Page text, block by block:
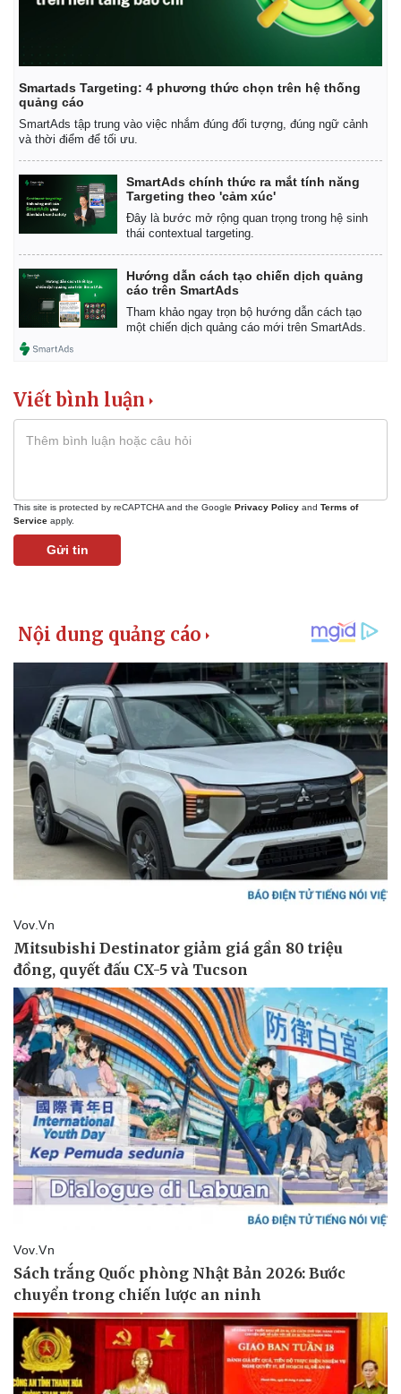
Bất động sản
Khởi nghiệp
Thị trường
Tiêu dùng
Tỷ giá
Giá cà phê
Smartads Targeting: 4 phương thức chọn trên hệ thống
quảng cáo
SmartAds tập trung vào việc nhắm đúng đối tượng, đúng ngữ cảnh
và thời điểm để tối ưu.
SmartAds chính thức ra mắt tính năng
Targeting theo 'cảm xúc'
Đây là bước mở rộng quan trọng trong hệ sinh
thái contextual targeting.
Hướng dẫn cách tạo chiến dịch quảng
cáo trên SmartAds
Tham khảo ngay trọn bộ hướng dẫn cách tạo
một chiến dịch quảng cáo mới trên SmartAds.
Viết bình luận
This site is protected by reCAPTCHA and the Google Privacy Policy and Terms of
Service apply.
Gửi tin